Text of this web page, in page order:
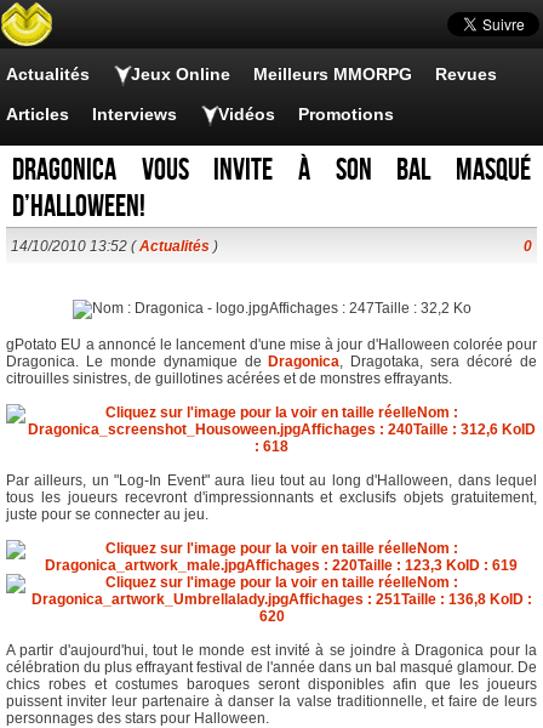
Actualités Jeux Online Meilleurs MMORPG Revues
Articles Interviews Vidéos Promotions
Dragonica vous invite à son bal masqué
d’Halloween!
14/10/2010 13:52 (Actualités ) 0
gPotato EU a annoncé le lancement d'une mise à jour d'Halloween colorée pour
Dragonica. Le monde dynamique de Dragonica, Dragotaka, sera décoré de
citrouilles sinistres, de guillotines acérées et de monstres effrayants.
Par ailleurs, un "Log-In Event" aura lieu tout au long d'Halloween, dans lequel
tous les joueurs recevront d'impressionnants et exclusifs objets gratuitement,
juste pour se connecter au jeu.
A partir d'aujourd'hui, tout le monde est invité à se joindre à Dragonica pour la
célébration du plus effrayant festival de l'année dans un bal masqué glamour. De
chics robes et costumes baroques seront disponibles afin que les joueurs
puissent inviter leur partenaire à danser la valse traditionnelle, et faire de leurs
personnages des stars pour Halloween.